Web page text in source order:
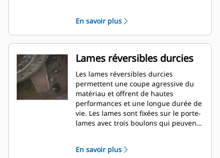
En savoir plus
Lames réversibles durcies
Les lames réversibles durcies
permettent une coupe agressive du
matériau et offrent de hautes
performances et une longue durée de
vie. Les lames sont fixées sur le porte-
lames avec trois boulons qui peuvent
la partie supérieure du châssis.
En savoir plus